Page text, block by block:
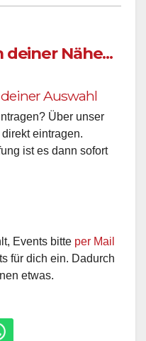
Nähe...
Auswahl
Über unser
eintragen.
ist es dann sofort
Events bitte per Mail
für dich ein. Dadurch
etwas.